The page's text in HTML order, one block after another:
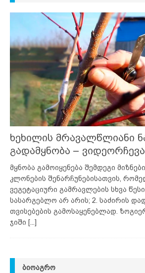
ხეხილის მრავალწლიანი
გადამყნობა – ვიდეორჩევა
მყნობა გამოიყენება შემდეგი
კლონების შენარჩუნებისათვის,
ვეგეტაციური გამრავლების სხვა
სასარგებლო არ არის; 2. საძირის
თვისებების გამოსაყენებლად.
ჯიში [...]
ᲑᲘᲝᲐᲒᲠᲝ